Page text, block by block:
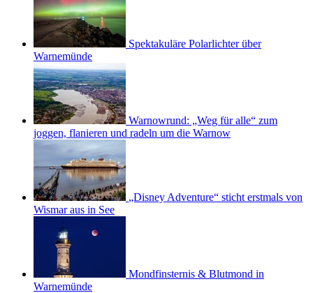
Spektakuläre Polarlichter über
Warnemünde
Warnowrund: „Weg für alle“ zum
joggen, flanieren und radeln um die Warnow
„Disney Adventure“ sticht erstmals von
Wismar aus in See
Mondfinsternis & Blutmond in
Warnemünde